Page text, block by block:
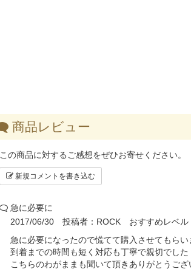
商品レビュー
この商品に対するご感想をぜひお寄せください。
新規コメントを書き込む
急に必要に
2017/06/30 投稿者：ROCK おすすめレベル
急に必要になったので慌てて購入させてもらい
到着までの時間も短く対応も丁寧で親切でした
こちらのわがままも聞いて頂きありがとうござ